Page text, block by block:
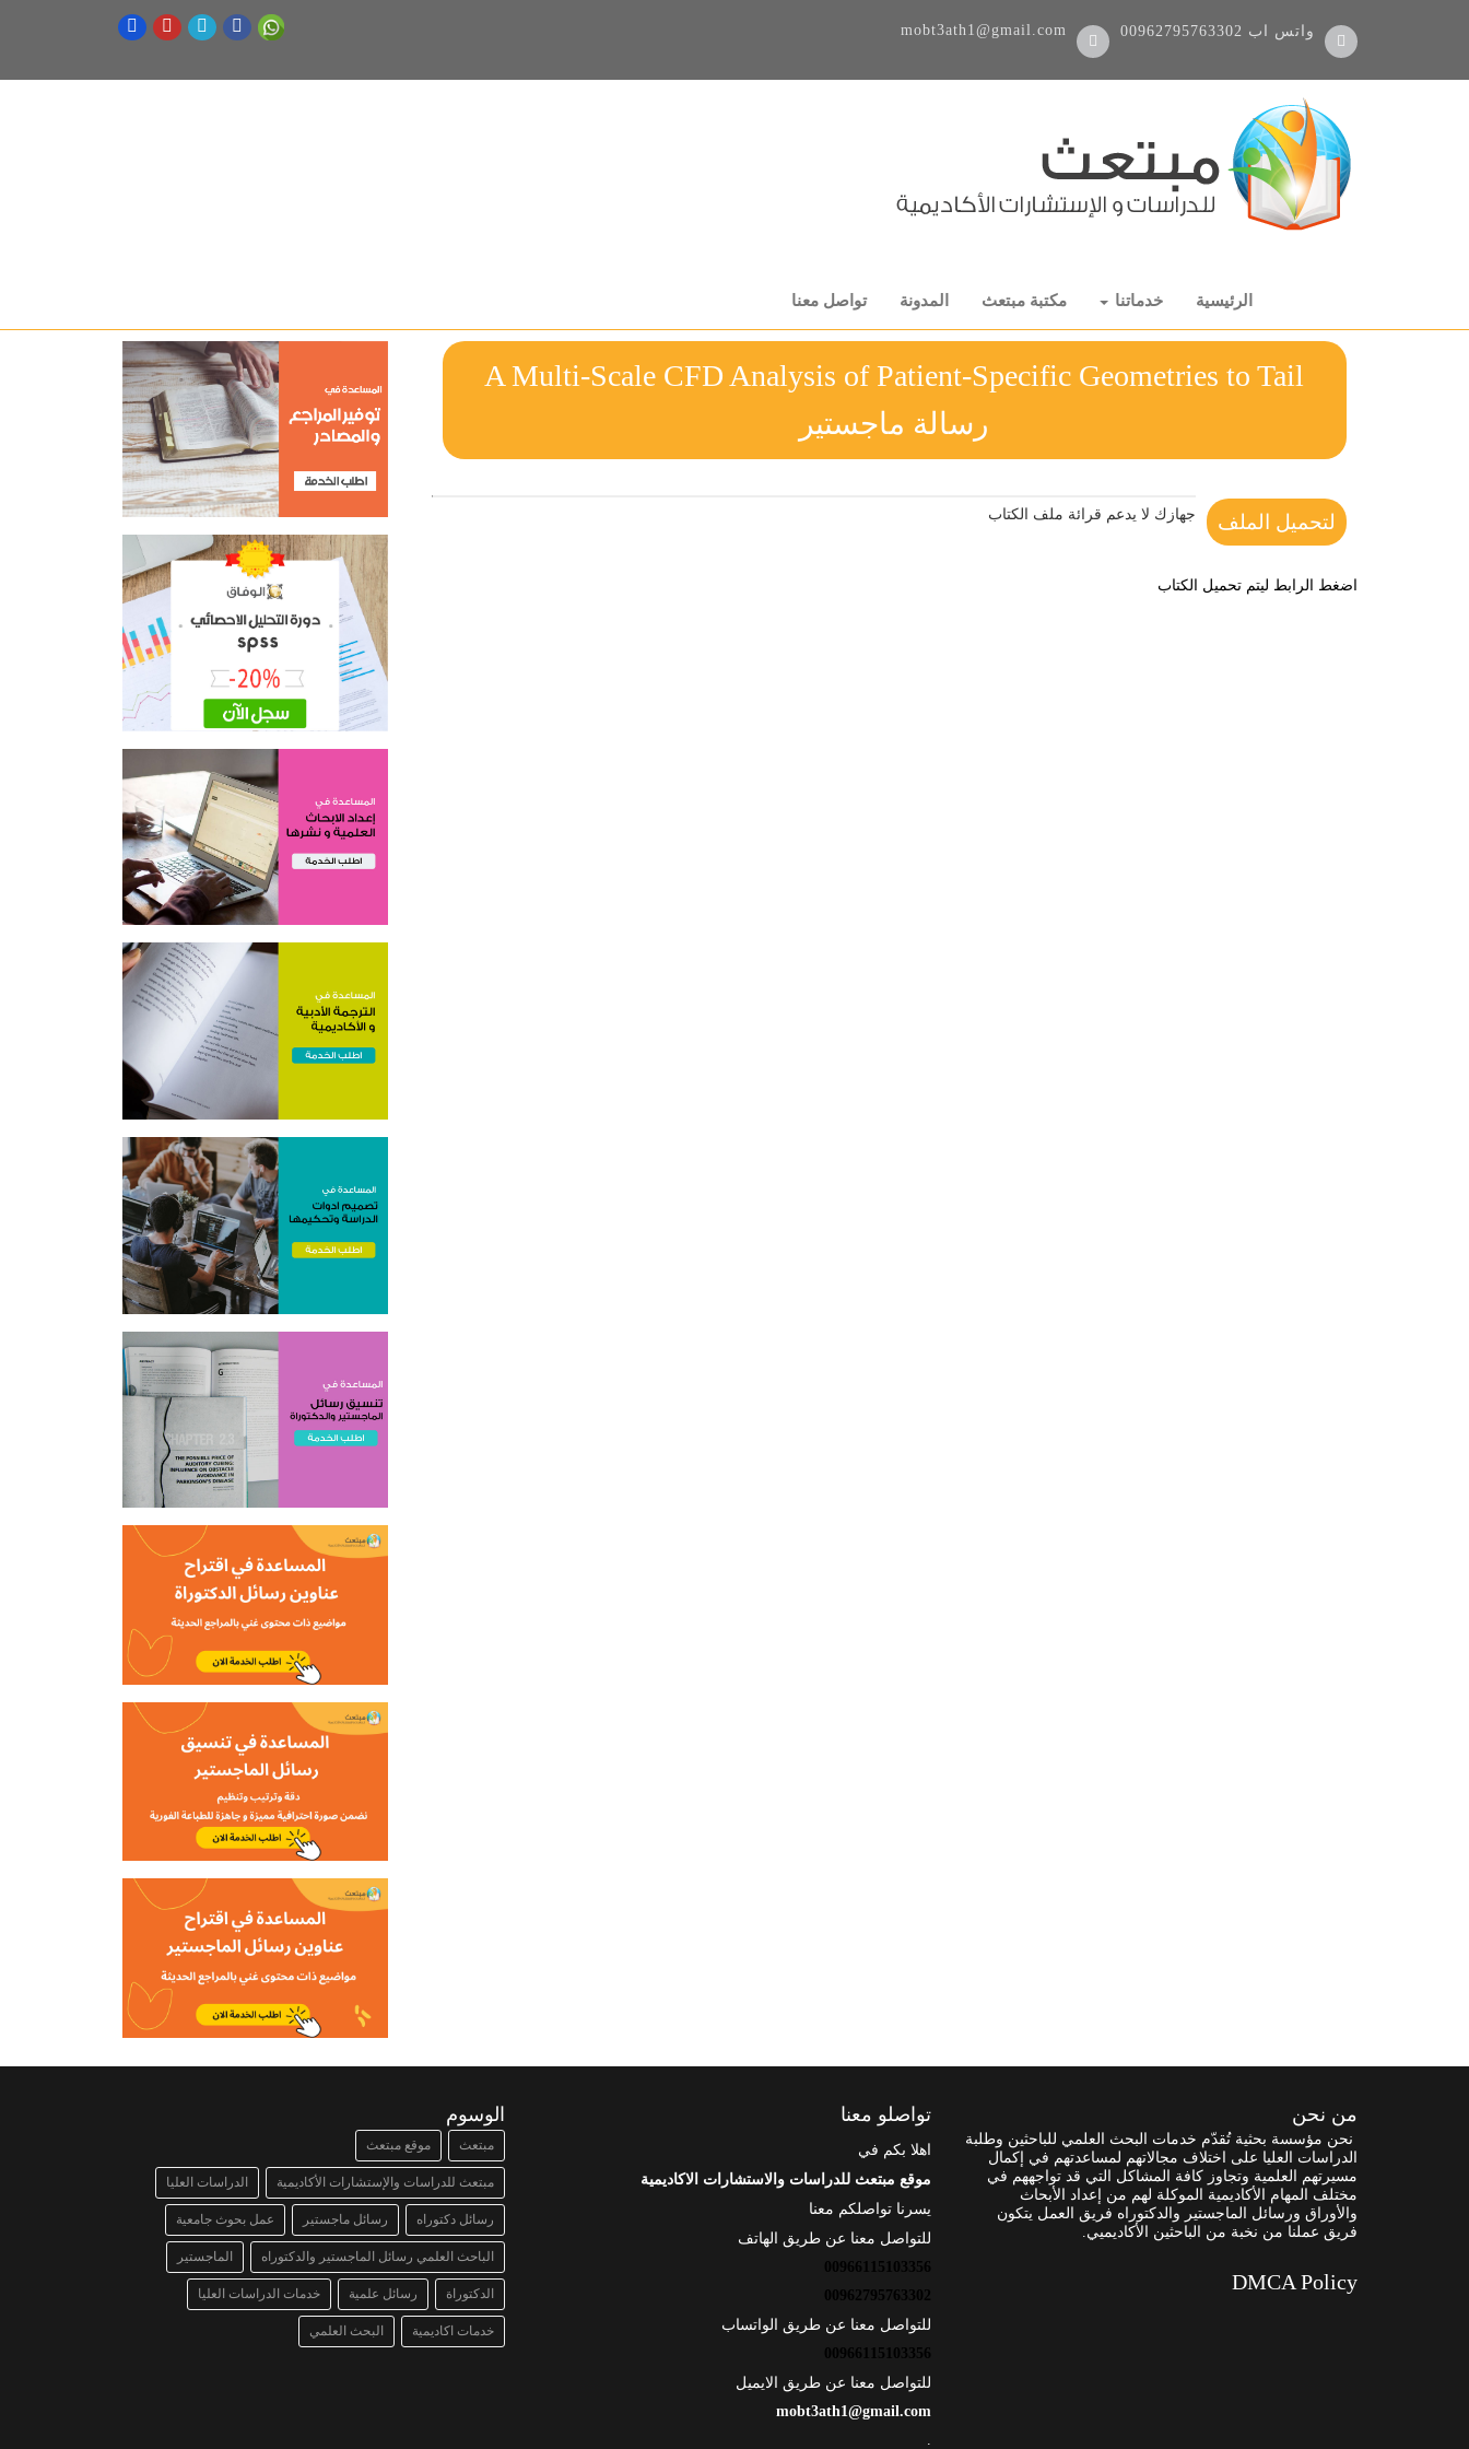
00962795763302 واتس اب mobt3ath1@gmail.com
الرئيسية خدماتنا مكتبة مبتعث المدونة تواصل معنا
A Multi-Scale CFD Analysis of Patient-Specific Geometries to Tail
رسالة ماجستير
لتحميل الملف جهازك لا يدعم قرائة ملف الكتاب
اضغط الرابط ليتم تحميل الكتاب
من نحن
نحن مؤسسة بحثية تُقدّم خدمات البحث العلمي للباحثين وطلبة
الدراسات العليا على اختلاف مجالاتهم لمساعدتهم في إكمال
مسيرتهم العلمية وتجاوز كافة المشاكل التي قد تواجههم في
مختلف المهام الأكاديمية الموكلة لهم من إعداد الأبحاث
والأوراق ورسائل الماجستير والدكتوراه فريق العمل يتكون
فريق عملنا من نخبة من الباحثين الأكاديميي.
DMCA Policy
تواصلو معنا
اهلا بكم في
موقع مبتعث للدراسات والاستشارات الاكاديمية
يسرنا تواصلكم معنا
للتواصل معنا عن طريق الهاتف
00966115103356
00962795763302
للتواصل معنا عن طريق الواتساب
00966115103356
للتواصل معنا عن طريق الايميل
mobt3ath1@gmail.com
الوسوم
مبتعث موقع مبتعث
مبتعث للدراسات والإستشارات الأكاديمية الدراسات العليا
رسائل دكتوراه رسائل ماجستير عمل بحوث جامعية
الباحث العلمي رسائل الماجستير والدكتوراه الماجستير
الدكتوراة رسائل علمية خدمات الدراسات العليا
خدمات اكاديمية البحث العلمي